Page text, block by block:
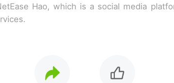
Hao, which is a social media